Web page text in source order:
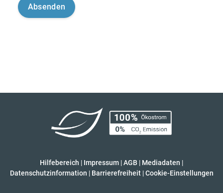
Hilfebereich | Impressum |AGB | Mediadaten |
Datenschutzinformation | Barrierefreiheit | Cookie-Einstellungen